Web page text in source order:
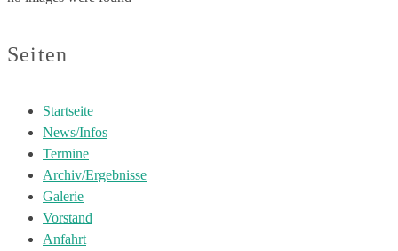
Seiten
Startseite
News/Infos
Termine
Archiv/Ergebnisse
Galerie
Vorstand
Anfahrt